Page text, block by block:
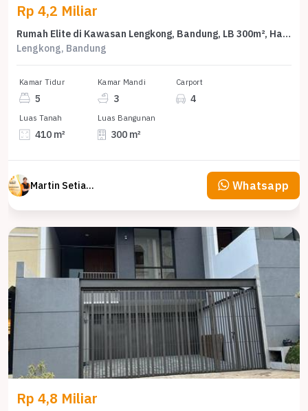
Rp 4,2 Miliar
Rumah Elite di Kawasan Lengkong, Bandung, LB 300m², Harga 4,2 Miliar
Lengkong, Bandung
Kamar Tidur
5
Kamar Mandi
3
Carport
4
Luas Tanah
410 m²
Luas Bangunan
300 m²
Martin Setiawan Tjandra Whatsapp
Rp 4,8 Miliar